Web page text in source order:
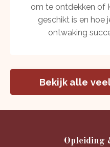
om te ontdekken of
geschikt is en hoe
ontwaking
Bekijk alle
Opleiding